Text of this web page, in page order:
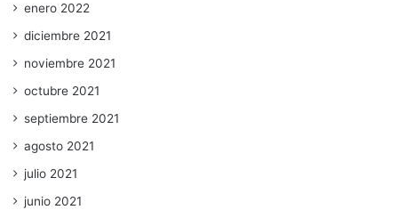
enero 2022
diciembre 2021
noviembre 2021
octubre 2021
septiembre 2021
agosto 2021
julio 2021
junio 2021